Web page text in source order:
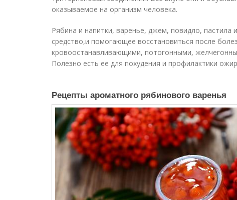
оказываемое на организм человека.
Рябина и напитки, варенье, джем, повидло, пастила
средство,и помогающее восстановиться после
кровоостанавливающими, потогонными,
Полезно есть ее для похудения и профилактики
Рецепты ароматного рябинового варенья